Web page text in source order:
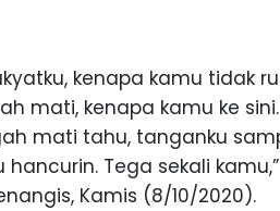
kenapa kamu tidak
mati, kenapa kamu ke
mati tahu, tanganku
Tega sekali
Kamis (8/10/2020).
NIKMATNYA
SEJAK